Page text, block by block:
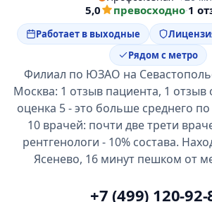
5,0 превосходно·1
Работает в выходные
Рядом с метро
Филиал по ЮЗАО на
Москва: 1 отзыв пациента, 1 отзыв
оценка 5 - это больше среднего
10 врачей: почти две трети
рентгенологи - 10% состава.
Ясенево, 16 минут пешком от
+7 (499) 120-92-